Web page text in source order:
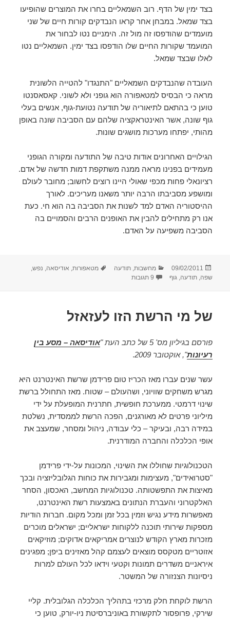
בצד ימין של הדף. רוב השמאליים בחרו את המוצרים שהופיעו
בצד שמאל. במבחן אחר קראו הנבדקים קורות חיים של שני
מועמדים שהודפסו זה מול זה. הימניים נטו לבחור את
המועמד שקורות החיים שלו הודפסו בצד ימין. השמאליים נטו
לאלו שבצד שמאל.
העובדה שהנבדקים השמאליים "התנגדו" להטייה הלשונית
מראה כי הבסיס למטאפורה הוא גופני ולא לשוני. קאסאסנטו
טוען כי בהתאם לתיאוריה של תודעה נטועת-גוף, אנשים בעלי
גוף שונה, אשר האינטראקציה שלהם עם הסביבה שונה באופן
מהותי, יפתחו מערכות מושגים שונות.
הגילויים האחרונים אודות טיבה של התודעה ומקורה הגופני
מעמידים בפנינו מראה ממנה משתקפת דמות חדשה של אדם.
רציונאלי פחות מכפי שאולי היינו רוצים לחשוב; מחובר לעולם
ומושפע מסביבתו הרבה יותר משאנו מעריכים. לאורך
ההיסטוריה האדם למד לשנות את הסביבה בה הוא חי. כעת
אנו רק מתחילים להבין את האופנים הרבים והסמויים בה
הסביבה משפיעה על האדם.
פורסם
בתאריך
09/02/2011 קטגוריות
מחשבות,תודעה תגיות
מטאפורות, אודיסאה, נפש,
שפה,תודעה,גוף 9 תגובות על לגעת ברוח
של מי הרשת הזו לעזאזל
פורסם בגיליון מס' 5 של כתב העת "
אודיסאה – מסע בין
רעיונות", אוקטובר 2009 .
עשר שנים עברו מאז הכריז טום פרידמן שרשת האינטרנט היא
מגרש משחקים שוויוני, ושהעולם – שטוח. מאז התחולל ברשת
שינוי דרמטי. ממערכת חופשית, חתרנית המופעלת על ידי
מיליוני פרטים לא מאורגנים, הפכה הרשת לממסדית, נשלטת
במידה רבה, ובעיקר – כלי עבודה, ניהול ומסחר, שמעצב את
אופי הכלכלה והחברה המודרנית.
הטכנולוגיות שחוללו את השינוי, המכונות על-ידי פרידמן
"סטרואידים", מעצימות ומגבירות את כוחות הגלובליזציה ובכך
מאיצות את התפשטותה. טכנולוגיות המחשב, האכסון, הסחר
האלקטרוני והעברת הנתונים באמצעות רשת האינטרנט,
מאפשרות מידע נגיש וזמין בכל זמן ומכל מקום. חברות הודיות
מספקות שירותי תוכנה ללקוחות ישראליים; ישראלים מוכרים
מזכרות מארץ הקודש לנוצרים אמריקאים אדוקים; מוזיקאים
אזוטריים מטקסס מוצאים לעצמם קהל מאזינים ביפן; מפגינים
איראניים משדרים תמונות וקטעי וידאו לכל העולם למרות
ניסיונות הצנזורה של המשטר.
הרשת לוקחת חלק מרכזי בתהליך הכלכלה הגלובלית. קליי
שירקי, פרופסור לתקשורת באוניברסיטת ניו-יורק, טוען כי